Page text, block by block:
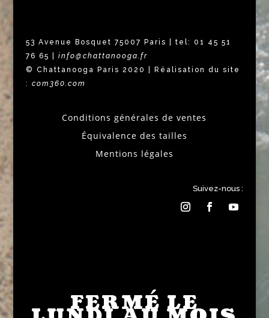
53 Avenue Bosquet 75007 Paris | tel: 01 45 51
76 65 | info@chattanooga.fr
© Chattanooga Paris 2020 | Réalisation du site
: com360.com
Conditions générales de ventes
Équivalence des tailles
Mentions légales
Suivez-nous :
FERMÉ LE